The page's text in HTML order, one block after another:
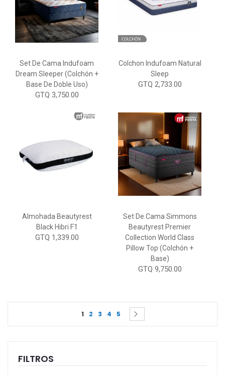
Set De Cama Indufoam
Dream Sleeper (Colchón +
Base De Doble Uso)
GTQ 3,750.00
Colchon Indufoam Natural
Sleep
GTQ 2,733.00
Almohada Beautyrest
Black Hibri F1
GTQ 1,339.00
Set De Cama Simmons
Beautyrest Premier
Collection World Class
Pillow Top (Colchón +
Base)
GTQ 9,750.00
Page
You're currently reading page
1 Page
2 Page
3 Page
4 Page
5 Page
FILTROS